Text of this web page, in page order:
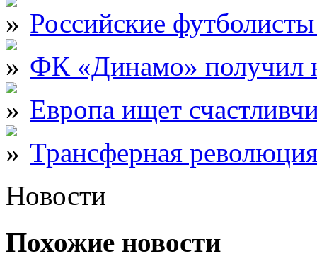
Российские
ФК «Динамо» получил
Европа ищет
Трансферная
Новости
Похожие новости